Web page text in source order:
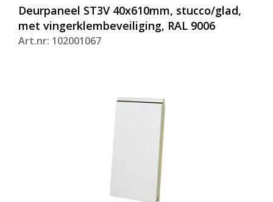
Deurpaneel ST3V 40x610mm, stucco/glad,
met vingerklembeveiliging, RAL 9006
Art.nr: 102001067